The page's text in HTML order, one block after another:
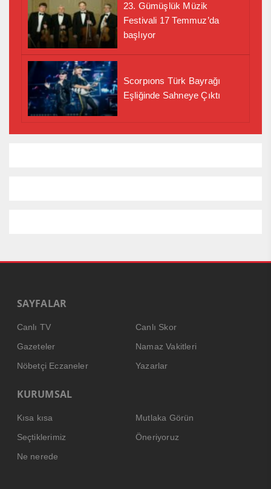
23. Gümüşlük Müzik
Festivali 17 Temmuz’da
başlıyor
Scorpıons Türk Bayrağı
Eşliğinde Sahneye Çıktı
SAYFALAR
Canlı TV
Canlı Skor
Gazeteler
Namaz Vakitleri
Nöbetçi Eczaneler
Yazarlar
KURUMSAL
Kısa kısa
Mutlaka Görün
Seçtiklerimiz
Öneriyoruz
Ne nerede